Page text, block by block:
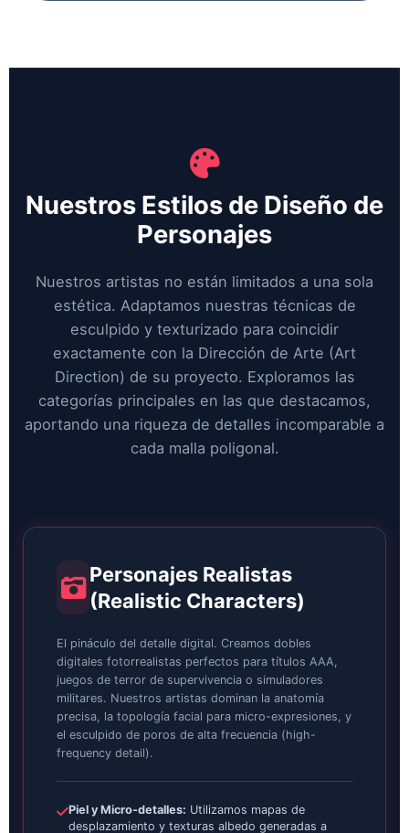
Nuestros Estilos de Diseño de
Personajes
Nuestros artistas no están limitados a una sola
estética. Adaptamos nuestras técnicas de
esculpido y texturizado para coincidir
exactamente con la Dirección de Arte (Art
Direction) de su proyecto. Exploramos las
categorías principales en las que destacamos,
aportando una riqueza de detalles incomparable a
cada malla poligonal.
Personajes Realistas
(Realistic Characters)
El pináculo del detalle digital. Creamos dobles
digitales fotorrealistas perfectos para títulos AAA,
juegos de terror de supervivencia o simuladores
militares. Nuestros artistas dominan la anatomía
precisa, la topología facial para micro-expresiones, y
el esculpido de poros de alta frecuencia (high-
frequency detail).
Piel y Micro-detalles: Utilizamos mapas de
desplazamiento y texturas albedo generadas a